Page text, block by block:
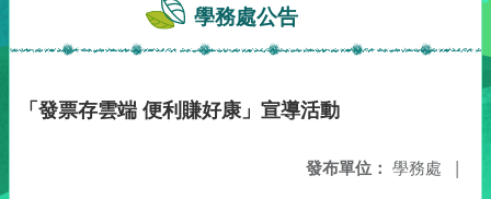
學務處公告
「發票存雲端 便利賺好康」宣導活動
發布單位： 學務處 |